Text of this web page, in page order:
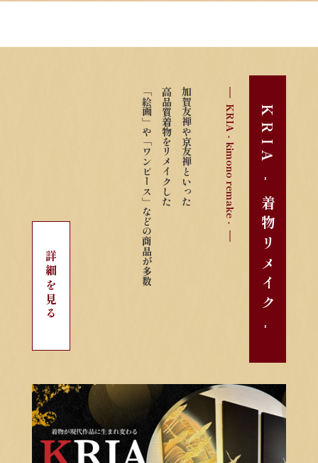
KRIA - 着物リメイク -
KRIA - kimono remake -
加賀友禅や京友禅といった
高品質着物をリメイクした
「絵画」や「ワンピース」などの商品が多数
詳細を見る